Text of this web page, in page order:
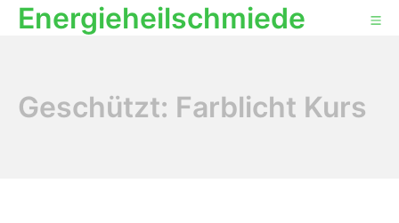
Energieheilschmiede
Geschützt: Farblicht Kurs